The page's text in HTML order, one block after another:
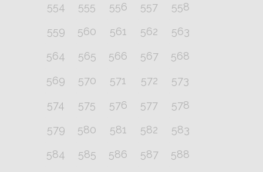
554
555 556 557
558
559
560 561 562
563
564
565 566 567
568
569
570 571 572
573
574
575 576 577
578
579
580 581 582
583
584
585 586 587
588